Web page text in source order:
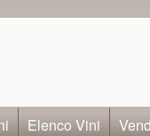
Elenco Vini